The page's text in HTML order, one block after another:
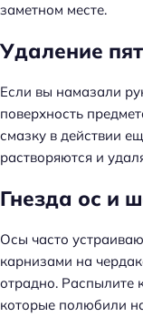
заметном месте.
Удаление
Если вы намазали
поверхность
смазку в действии
растворяются и
Гнезда ос и
Осы часто
карнизами на
отрадно. Распылите
которые полюбили